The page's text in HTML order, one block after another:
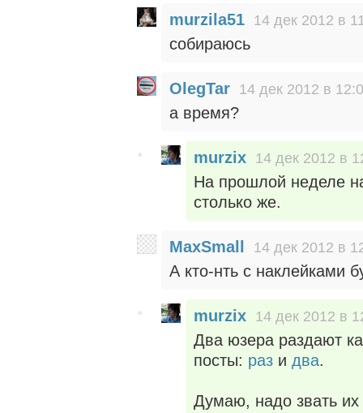
murzila51 14 дек 2012 в
собираюсь
OlegTar 14 дек 2012 в
а время?
murzix 14 дек 2012 в
На прошлой неделе
столько же.
MaxSmall 14 дек 2012 в
А кто-нть с наклейками
murzix 14 дек 2012 в
Два юзера раздают
посты: раз и два.
Думаю, надо звать их